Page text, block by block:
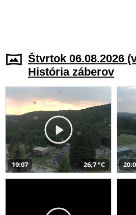
Štvrtok 06.08.2026
História záberov
19:07 26,7 °C